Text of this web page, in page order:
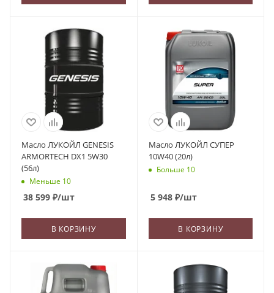
Масло ЛУКОЙЛ GENESIS
ARMORTECH DX1 5W30
(56л)
Меньше 10
38 599 ₽/шт
В КОРЗИНУ
Масло ЛУКОЙЛ СУПЕР
10W40 (20л)
Больше 10
5 948₽/шт
В КОРЗИНУ